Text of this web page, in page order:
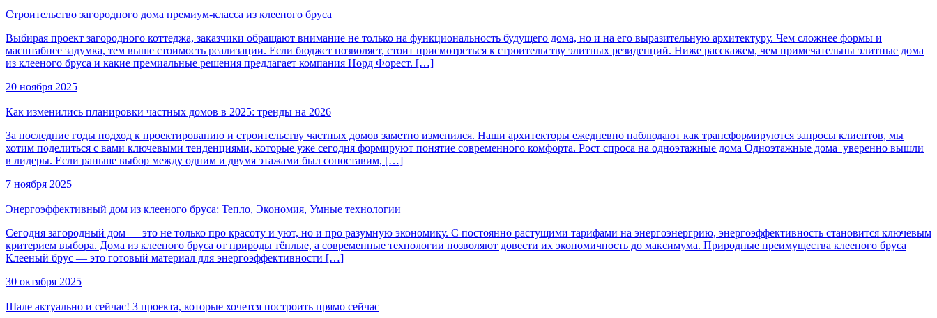
Строительство загородного дома премиум-класса из клееного бруса
Выбирая проект загородного коттеджа, заказчики обращают внимание не только на функциональность будущего дома, но и на его выразительную архитектуру. Чем сложнее формы и
масштабнее задумка, тем выше стоимость реализации. Если бюджет позволяет, стоит присмотреться к строительству элитных резиденций. Ниже расскажем, чем примечательны элитные дома
из клееного бруса и какие премиальные решения предлагает компания Норд Форест. […]
20 ноября 2025
Как изменились планировки частных домов в 2025: тренды на 2026
За последние годы подход к проектированию и строительству частных домов заметно изменился. Наши архитекторы ежедневно наблюдают как трансформируются запросы клиентов, мы
хотим поделиться с вами ключевыми тенденциями, которые уже сегодня формируют понятие современного комфорта. Рост спроса на одноэтажные дома Одноэтажные дома уверенно вышли
в лидеры. Если раньше выбор между одним и двумя этажами был сопоставим, […]
7 ноября 2025
Энергоэффективный дом из клееного бруса: Тепло, Экономия, Умные технологии
Сегодня загородный дом — это не только про красоту и уют, но и про разумную экономику. С постоянно растущими тарифами на энергоэнергрию, энергоэффективность становится ключевым
критерием выбора. Дома из клееного бруса от природы тёплые, а современные технологии позволяют довести их экономичность до максимума. Природные преимущества клееного бруса
Клееный брус — это готовый материал для энергоэффективности […]
30 октября 2025
Шале актуально и сейчас! 3 проекта, которые хочется построить прямо сейчас